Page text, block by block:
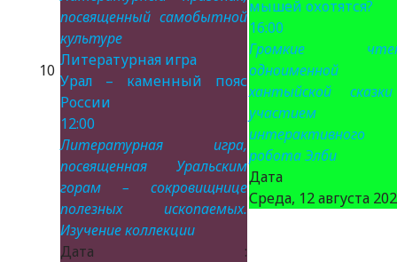
10
посвященный самобытной
культуре
Литературная игра
Урал – каменный пояс
России
12:00
Литературная игра,
посвященная Уральским
горам – сокровищнице
полезных ископаемых.
Изучение коллекции
Дата :
мышей охотятся?
16:00
Громкие
одноименной
хантыйской
участием
интерактивного
робота Элби
Дата
Среда, 12 августа